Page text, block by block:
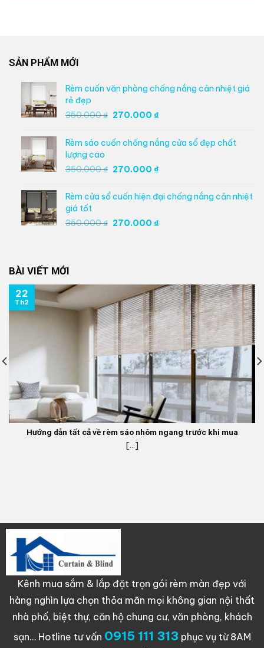
SẢN PHẨM MỚI
Rèm cuốn văn phòng chống nắng cản nhiệt giá
rẻ đẹp
350.000₫ Giá
là:
350.000 ₫.
270.000 ₫Giá
tại
là:
270.000 ₫.
Rèm sáo cuốn chống nắng cửa sổ đẹp chất
lượng cao
350.000₫ Giá
là:
350.000 ₫.
270.000 ₫Giá
tại
là:
270.000 ₫.
Rèm cửa sổ cuốn hiện đại chống nắng cản nhiệt
giá tốt
350.000₫ Giá
270.000 ₫Giá
BÀI VIẾT MỚI
Hướng dẫn tất cả về rèm sáo nhôm ngang trước khi mua
[...]
22
Th2
Kênh mua sắm & lắp đặt trọn gói rèm màn đẹp với
hàng nghìn lựa chọn thỏa mãn mọi không gian nội thất
nhà phố, biệt thự, căn hộ chung cư, văn phòng, khách
sạn… Hotline tư vấn 0915 111 313phục vụ từ 8AM